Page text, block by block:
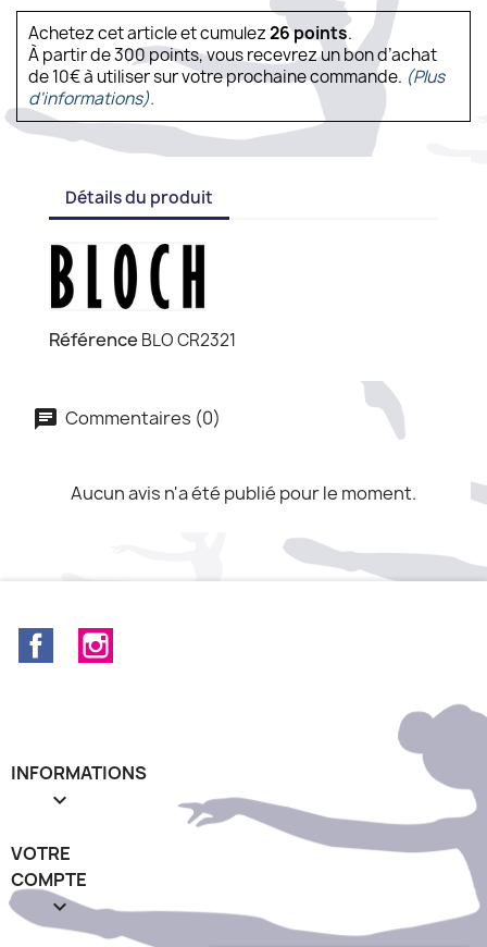
Achetez cet article et cumulez26points.
À partir de 300 points, vous recevrez un bon d’achat
de 10€ à utiliser sur votre prochaine commande. (Plus
d'informations).
Détails du produit
Référence BLO CR2321
Commentaires (0)
Aucun avis n'a été publié pour le moment.
Facebook
INFORMATIONS

VOTRE
COMPTE
